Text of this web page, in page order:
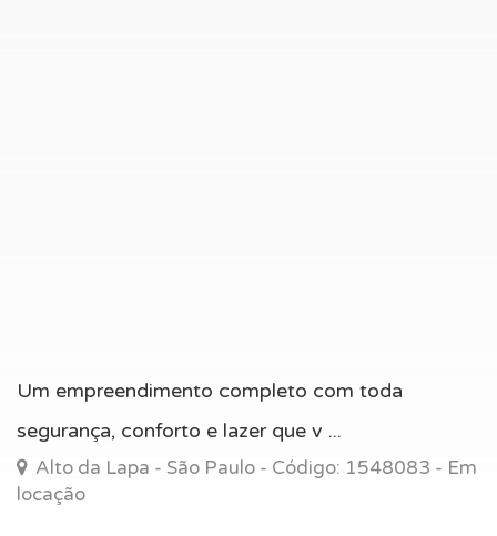
Um empreendimento completo com toda
segurança, conforto e lazer que v ...
Alto da Lapa - São Paulo - Código: 1548083 - Em
locação